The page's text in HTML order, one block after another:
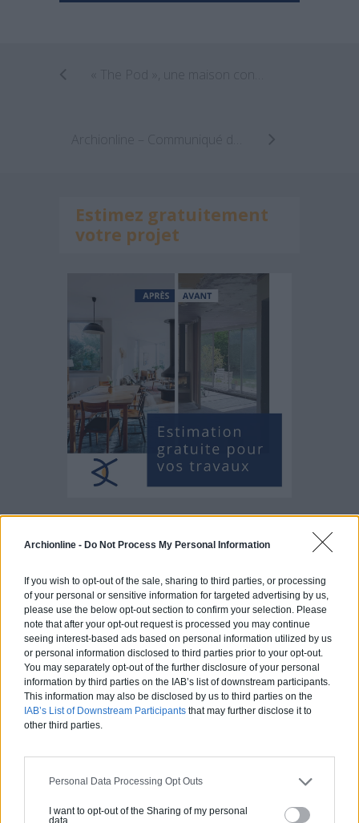
Archionline - Do Not Process My Personal Information
If you wish to opt-out of the sale, sharing to third parties, or processing
of your personal or sensitive information for targeted advertising by us,
please use the below opt-out section to confirm your selection. Please
note that after your opt-out request is processed you may continue
seeing interest-based ads based on personal information utilized by us
or personal information disclosed to third parties prior to your opt-out.
You may separately opt-out of the further disclosure of your personal
information by third parties on the IAB’s list of downstream participants.
This information may also be disclosed by us to third parties on the
IAB’s List of Downstream Participants that may further disclose it to
other third parties.
Personal Data Processing Opt Outs
I want to opt-out of the Sharing of my personal
data.
Estimez gratuitement
votre projet
Articles récents
Jardin devant la maison : Top 5
des conseils d’aménagement
Comment choisir un claustra pour
son extérieur ?
Comment aménager l’entrée
extérieure de sa maison ?
frais ?
Comment rénover l’entrée de son